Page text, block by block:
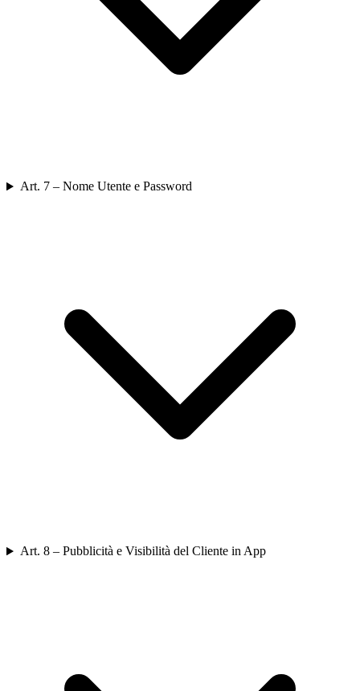
Art. 7 – Nome Utente e Password
Art. 8 – Pubblicità e Visibilità del Cliente in App